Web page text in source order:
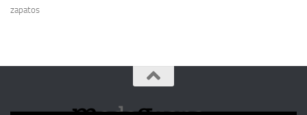
zapatos